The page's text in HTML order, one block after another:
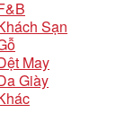
Sạn
May
Giày